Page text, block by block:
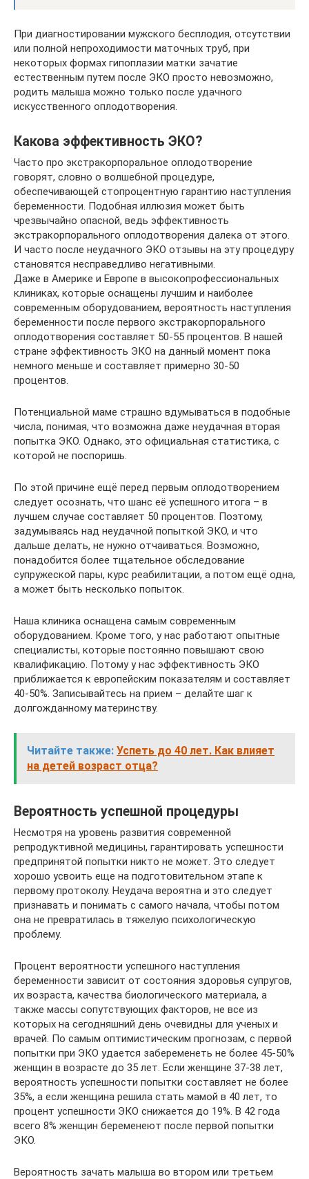
При диагностировании мужского бесплодия, отсутствии
или полной непроходимости маточных труб, при
некоторых формах гипоплазии матки зачатие
естественным путем после ЭКО просто невозможно,
родить малыша можно только после удачного
искусственного оплодотворения.
Какова эффективность ЭКО?
Часто про экстракорпоральное оплодотворение
говорят, словно о волшебной процедуре,
обеспечивающей стопроцентную гарантию наступления
беременности. Подобная иллюзия может быть
чрезвычайно опасной, ведь эффективность
экстракорпорального оплодотворения далека от этого.
И часто после неудачного ЭКО отзывы на эту процедуру
становятся несправедливо негативными.
Даже в Америке и Европе в высокопрофессиональных
клиниках, которые оснащены лучшим и наиболее
современным оборудованием, вероятность наступления
беременности после первого экстракорпорального
оплодотворения составляет 50-55 процентов. В нашей
стране эффективность ЭКО на данный момент пока
немного меньше и составляет примерно 30-50
процентов.
Потенциальной маме страшно вдумываться в подобные
числа, понимая, что возможна даже неудачная вторая
попытка ЭКО. Однако, это официальная статистика, с
которой не поспоришь.
По этой причине ещё перед первым оплодотворением
следует осознать, что шанс её успешного итога – в
лучшем случае составляет 50 процентов. Поэтому,
задумываясь над неудачной попыткой ЭКО, и что
дальше делать, не нужно отчаиваться. Возможно,
понадобится более тщательное обследование
супружеской пары, курс реабилитации, а потом ещё одна,
а может быть несколько попыток.
Наша клиника оснащена самым современным
оборудованием. Кроме того, у нас работают опытные
специалисты, которые постоянно повышают свою
квалификацию. Потому у нас эффективность ЭКО
приближается к европейским показателям и составляет
40-50%. Записывайтесь на прием – делайте шаг к
долгожданному материнству.
Читайте также: Успеть до 40 лет. Как влияет
на детей возраст отца?
Вероятность успешной процедуры
Несмотря на уровень развития современной
репродуктивной медицины, гарантировать успешности
предпринятой попытки никто не может. Это следует
хорошо усвоить еще на подготовительном этапе к
первому протоколу. Неудача вероятна и это следует
признавать и понимать с самого начала, чтобы потом
она не превратилась в тяжелую психологическую
проблему.
Процент вероятности успешного наступления
беременности зависит от состояния здоровья супругов,
их возраста, качества биологического материала, а
также массы сопутствующих факторов, не все из
которых на сегодняшний день очевидны для ученых и
врачей. По самым оптимистическим прогнозам, с первой
попытки при ЭКО удается забеременеть не более 45-50%
женщин в возрасте до 35 лет. Если женщине 37-38 лет,
вероятность успешности попытки составляет не более
35%, а если женщина решила стать мамой в 40 лет, то
процент успешности ЭКО снижается до 19%. В 42 года
всего 8% женщин беременеют после первой попытки
ЭКО.
Вероятность зачать малыша во втором или третьем